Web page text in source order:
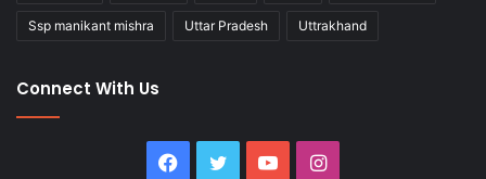
Ssp manikant mishra Uttar Pradesh Uttrakhand
Connect With Us
Facebook
Twitter YouTubeInstagram